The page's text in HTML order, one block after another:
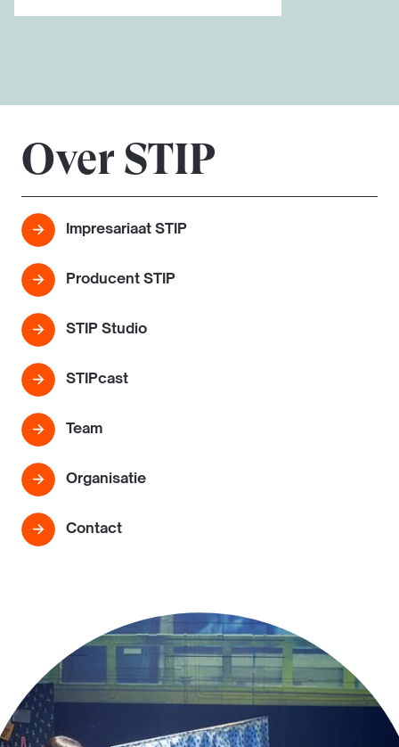
Over STIP
Impresariaat STIP
Producent STIP
STIP Studio
STIPcast
Team
Organisatie
Contact